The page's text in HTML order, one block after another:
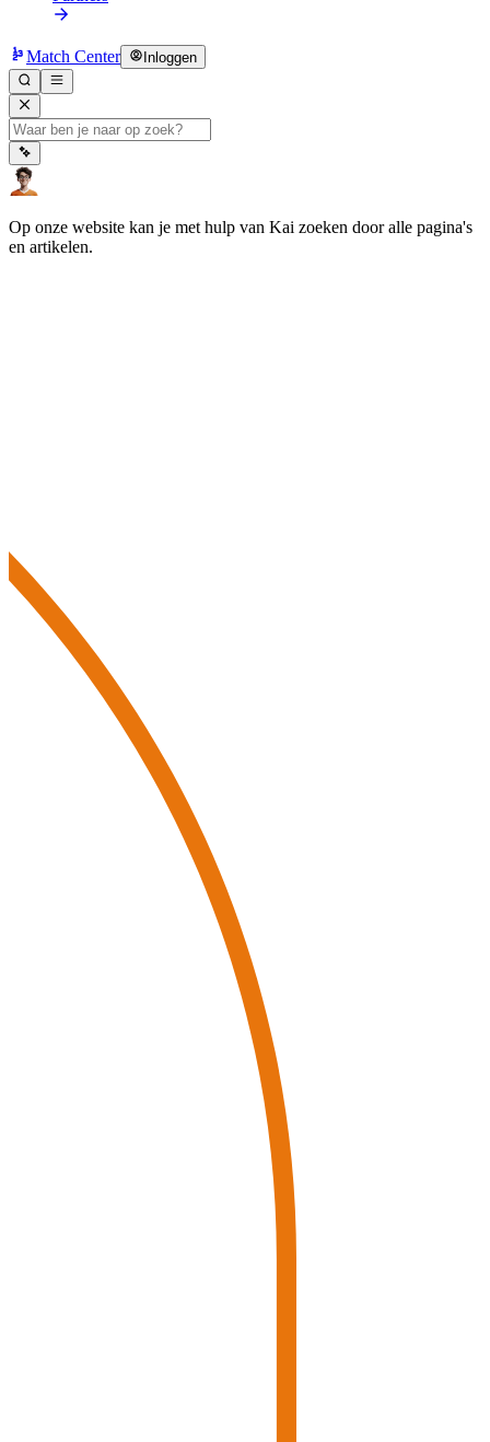
Match Center Inloggen
Op onze website kan je met hulp van Kai zoeken door alle pagina's
en artikelen.